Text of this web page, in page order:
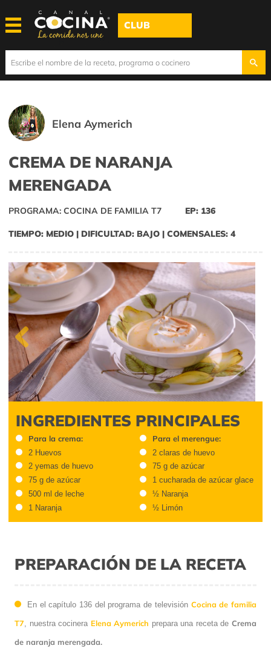
CLUB
Elena Aymerich
CREMA DE NARANJA
MERENGADA
PROGRAMA: COCINA DE FAMILIA T7 EP: 136
TIEMPO: MEDIO | DIFICULTAD: BAJO | COMENSALES: 4
Previous
INGREDIENTES PRINCIPALES
Para la crema:
2 Huevos
2 yemas de huevo
75 g de azúcar
500 ml de leche
1 Naranja
Para el merengue:
2 claras de huevo
75 g de azúcar
1 cucharada de azúcar glace
½ Naranja
½ Limón
PREPARACIÓN DE LA RECETA
En el capítulo 136 del programa de televisión Cocina de familia
T7 , nuestra cocinera Elena Aymerich prepara una receta deCrema
de naranja merengada.